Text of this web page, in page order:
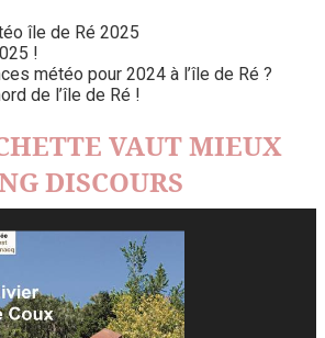
île de Ré 2025
!
météo pour 2024 à l’île de Ré ?
de l’île de Ré !
VAUT MIEUX
DISCOURS